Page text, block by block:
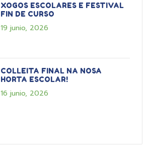
XOGOS ESCOLARES E FESTIVAL
FIN DE CURSO
19 junio, 2026
COLLEITA FINAL NA NOSA
HORTA ESCOLAR!
16 junio, 2026